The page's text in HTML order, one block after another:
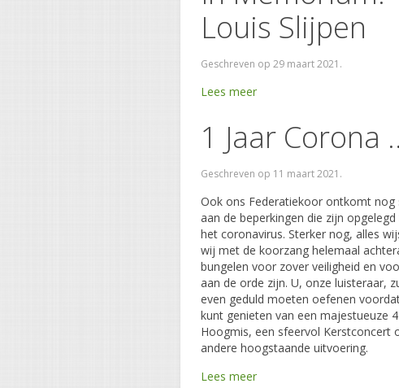
Louis Slijpen
Geschreven op 29 maart 2021 .
Lees meer
1 Jaar Corona
Geschreven op 11 maart 2021 .
Ook ons Federatiekoor ontkomt nog
aan de beperkingen die zijn opgelegd
het coronavirus. Sterker nog, alles
wij met de koorzang helemaal
bungelen voor zover veiligheid en
aan de orde zijn. U, onze luisteraar,
even geduld moeten oefenen
kunt genieten van een majestueuze
Hoogmis, een sfeervol Kerstconcert
andere hoogstaande uitvoering.
Lees meer